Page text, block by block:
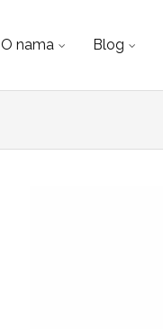
O nama Blog